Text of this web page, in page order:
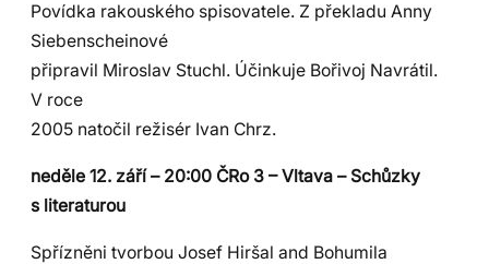
Povídka rakouského spisovatele. Z překladu Anny
Siebenscheinové
připravil Miroslav Stuchl. Účinkuje Bořivoj Navrátil.
V roce
2005 natočil režisér Ivan Chrz.
neděle 12. září – 20:00 ČRo 3 – Vltava – Schůzky
s literaturou
Spřízněni tvorbou Josef Hiršal and Bohumila